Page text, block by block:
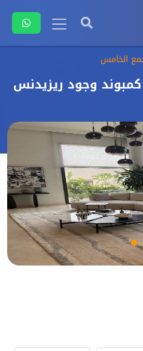
الخامس
130م في كمبوند وجود ريزيدنس